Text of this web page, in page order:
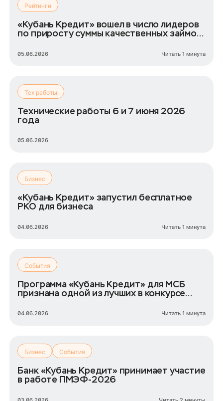
Рейтинги
«Кубань Кредит» вошел в число лидеров
по приросту суммы качественных займов
05.06.2026 Читать 1 минута
Тех работы
Технические работы 6 и 7 июня 2026
года
05.06.2026
Бизнес
«Кубань Кредит» запустил бесплатное
РКО для бизнеса
04.06.2026 Читать 1 минута
События
Программа «Кубань Кредит» для МСБ
признана одной из лучших в конкурсе
04.06.2026 Читать 1 минута
Бизнес События
Банк «Кубань Кредит» принимает участие
в работе ПМЭФ-2026